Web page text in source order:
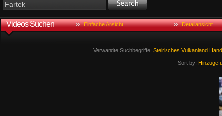
Videos Suchen Einfache Ansicht Detailansicht
Verwandte Suchbegriffe: Steirisches Vulkanland
Sort by: